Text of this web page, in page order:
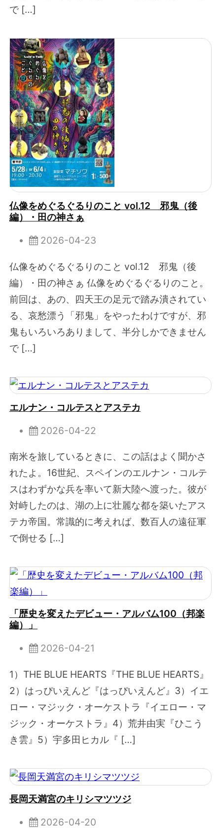
で […]
仏像をめぐるぐるりのこと vol.12 邪鬼（後
編）・田の神さぁ
2026-04-23
仏像をめぐるぐるりのこと vol.12 邪鬼（後
編）・田の神さぁ 仏像をめぐるぐるりのこと。
前回は、あの、四天王の足元で踏み潰されてい
る、哀愁漂う「邪鬼」をやったわけですが、邪
鬼もいろいろありまして、半分しかできません
で […]
エルナン・コルテスとアステカ
2026-04-22
南米を旅しているときに、この話はよく聞かさ
れたよ。16世紀、スペインのエルナン・コルテ
スはわずかな兵を率いて新大陸へ渡った。彼が
対峙したのは、湖の上に壮麗な都を築いたアス
テカ帝国。常識的に考えれば、数百人の遠征軍
で倒せる […]
「歴史を変えたデビュー・アルバム100（邦楽
編）」
2026-04-21
1）THE BLUE HEARTS『THE BLUE HEARTS』
2）はっぴいえんど『はっぴいえんど』3）イエ
ロー・マジック・オーケストラ『イエロー・マ
ジック・オーケストラ』4）荒井由実『ひこう
き雲』5）宇多田ヒカル『 […]
長岡天満宮のキリシマツツジ
2026-04-20